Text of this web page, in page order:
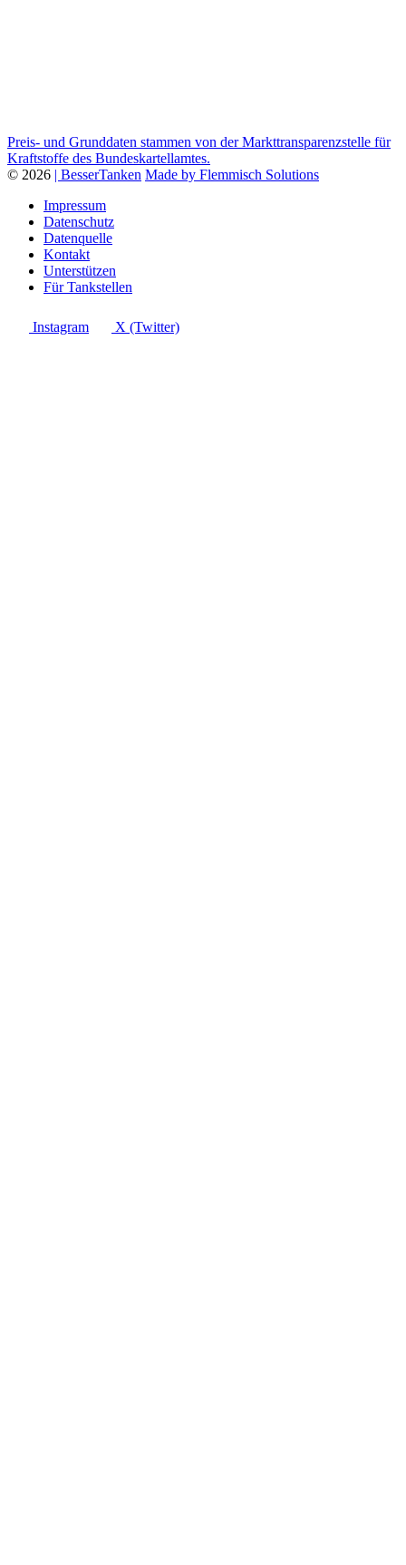
Preis- und Grunddaten stammen von der Markttransparenzstelle für
Kraftstoffe des Bundeskartellamtes.
© 2026 | BesserTanken Made by Flemmisch Solutions
Impressum
Datenschutz
Datenquelle
Kontakt
Unterstützen
Für Tankstellen
Instagram X (Twitter)